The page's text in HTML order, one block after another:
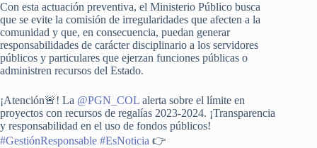
Con esta actuación preventiva, el Ministerio Público busca
que se evite la comisión de irregularidades que afecten a la
comunidad y que, en consecuencia, puedan generar
responsabilidades de carácter disciplinario a los servidores
públicos y particulares que ejerzan funciones públicas o
administren recursos del Estado.
¡Atención🚨! La @PGN_COL alerta sobre el límite en
proyectos con recursos de regalías 2023-2024. ¡Transparencia
y responsabilidad en el uso de fondos públicos!
#GestiónResponsable #EsNoticia 👉